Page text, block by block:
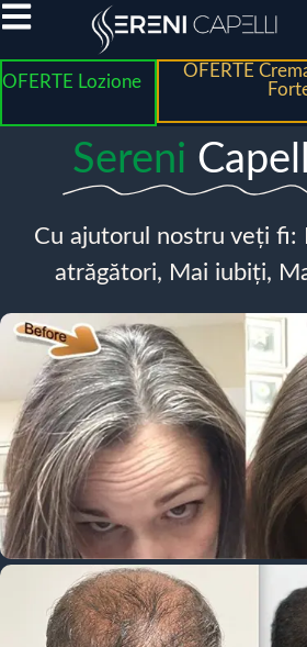
OFERTE Lozione
OFERTE
Sereni
Cu ajutorul nostru veți fi:
atrăgători, Mai iubiți,